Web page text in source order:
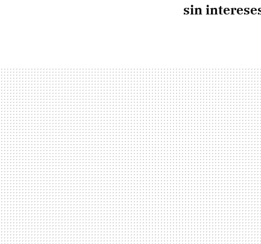
sin